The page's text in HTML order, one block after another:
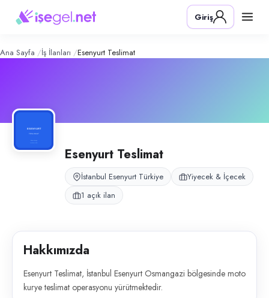
Teslimat – Şirket Profili
Konum:
Esenyurt Teslimat, İstanbul Esenyurt Osmangazi bölgesinde moto
Giriş
Ana Sayfa İş İlanları Esenyurt Teslimat
Esenyurt Teslimat
İstanbul Esenyurt Türkiye
Yiyecek & İçecek
1 açık ilan
Hakkımızda
Esenyurt Teslimat, İstanbul Esenyurt Osmangazi bölgesinde moto
kurye teslimat operasyonu yürütmektedir.